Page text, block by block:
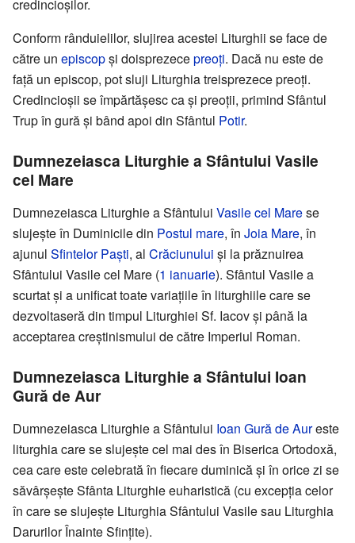
credincioșilor.
Conform rânduielilor, slujirea acestei Liturghii se face de
către un episcopși doisprezecepreoți. Dacă nu este de
față un episcop, pot sluji Liturghia treisprezece preoți.
Credincioșii se împărtășesc ca și preoții, primind Sfântul
Trup în gură și bând apoi din Sfântul Potir.
Dumnezeiasca Liturghie a Sfântului Vasile
cel Mare
Dumnezeiasca Liturghie a Sfântului Vasile cel Marese
slujește în Duminicile din Postul mare, în Joia Mare, în
ajunul Sfintelor Paști, al Crăciunului și la prăznuirea
Sfântului Vasile cel Mare (1 ianuarie). Sfântul Vasile a
scurtat și a unificat toate variațiile în liturghiile care se
dezvoltaseră din timpul Liturghiei Sf. Iacov și până la
acceptarea creștinismului de către Imperiul Roman.
Dumnezeiasca Liturghie a Sfântului Ioan
Gură de Aur
Dumnezeiasca Liturghie a Sfântului Ioan Gură de Aureste
liturghia care se slujește cel mai des în Biserica Ortodoxă,
cea care este celebrată în fiecare duminică și în orice zi se
săvârșește Sfânta Liturghie euharistică (cu excepția celor
în care se slujește Liturghia Sfântului Vasile sau Liturghia
Darurilor Înainte Sfințite).